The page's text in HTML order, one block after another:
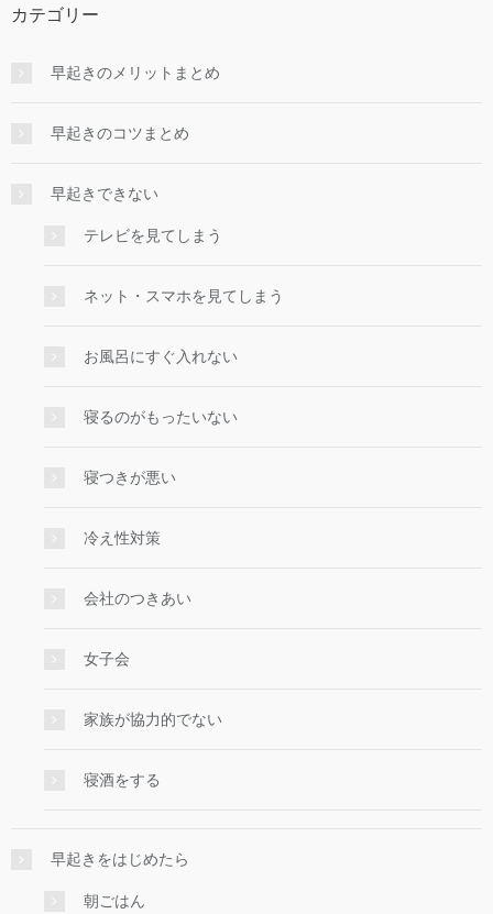
カテゴリー
早起きのメリットまとめ
早起きのコツまとめ
早起きできない
テレビを見てしまう
ネット・スマホを見てしまう
お風呂にすぐ入れない
寝るのがもったいない
寝つきが悪い
冷え性対策
会社のつきあい
女子会
家族が協力的でない
寝酒をする
早起きをはじめたら
朝ごはん